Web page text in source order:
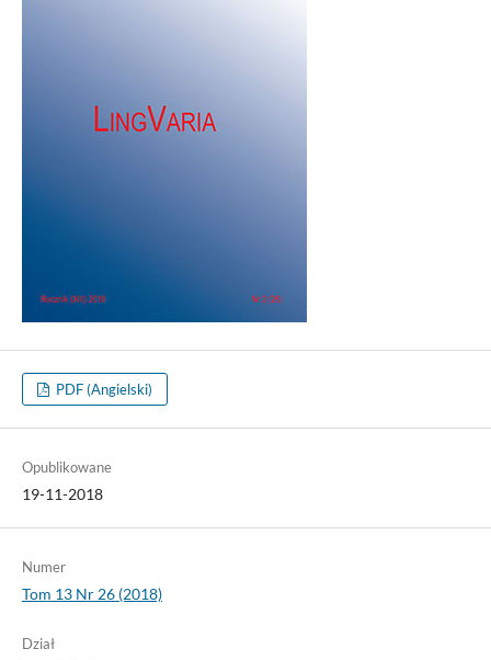
PDF (Angielski)
Opublikowane
19-11-2018
Numer
Tom 13 Nr 26 (2018)
Dział